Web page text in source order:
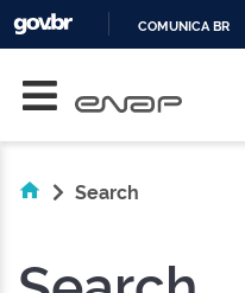
COMUNICA BR
Search